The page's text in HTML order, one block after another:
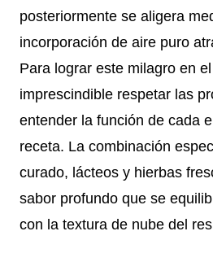
posteriormente se aligera
incorporación de aire puro
Para lograr este milagro en
imprescindible respetar las
entender la función de cada
receta. La combinación
curado, lácteos y hierbas
sabor profundo que se
con la textura de nube del